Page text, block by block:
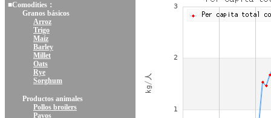
■Comodities：
Granos básicos
Arroz
Trigo
Maíz
Barley
Millet
Oats
Rye
Sorghum
Productos animales
Pollos broilers
Pavos